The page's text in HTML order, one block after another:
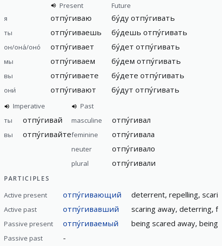
Present
Future
я
отпу́гиваю бу́ду отпу́гивать
ты отпу́гиваешь бу́дешь отпу́гивать
он/она́/оно́ отпу́гивает бу́дет отпу́гивать
мы отпу́гиваем бу́дем отпу́гивать
вы отпу́гиваете бу́дете отпу́гивать
они́ отпу́гивают бу́дут отпу́гивать
Imperative
ты
отпу́гивай
вы отпу́гивайте
Past
masculine
отпу́гивал
feminine отпу́гивала
neuter отпу́гивало
plural отпу́гивали
PARTICIPLES
Active present отпу́гивающий deterrent, repelling,
Active past отпу́гивавший scaring away, deterring,
Passive present отпу́гиваемый being scared away,
Passive past -